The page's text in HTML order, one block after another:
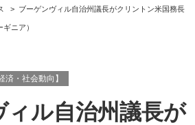
> ブーゲンヴィル自治州議長がクリントン米国務長
ギニア）
済・社会動向】
ィル自治州議長が